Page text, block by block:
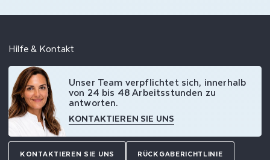
Hilfe & Kontakt
Unser Team verpflichtet sich, innerhalb
von 24 bis 48 Arbeitsstunden zu
antworten.
KONTAKTIEREN SIE UNS
KONTAKTIEREN SIE UNS RÜCKGABERICHTLINIE